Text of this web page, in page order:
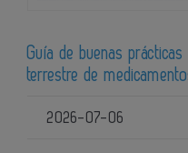
Guía de buenas
terrestre de
2026-07-06